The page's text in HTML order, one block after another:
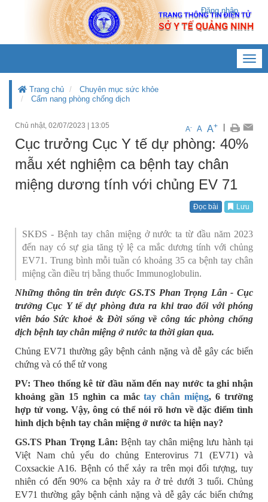
Đăng nhập
Trang chủ
Chuyên mục sức khỏe
Cẩm nang phòng chống dịch
Chủ nhật, 02/07/2023 13:05 A- A A+
Cục trưởng Cục Y tế dự phòng: 40%
mẫu xét nghiệm ca bệnh tay chân
miệng dương tính với chủng EV 71
Đọc bài Lưu
SKĐS - Bệnh tay chân miệng ở nước ta từ đầu năm 2023
đến nay có sự gia tăng tỷ lệ ca mắc dương tính với chủng
EV71. Trung bình mỗi tuần có khoảng 35 ca bệnh tay chân
miệng cần điều trị bằng thuốc Immunoglobulin.
Những thông tin trên được GS.TS Phan Trọng Lân - Cục
trưởng Cục Y tế dự phòng đưa ra khi trao đổi với phóng
viên báo Sức khoẻ & Đời sống về công tác phòng chống
dịch bệnh tay chân miệng ở nước ta thời gian qua.
Chủng EV71 thường gây bệnh cảnh nặng và dễ gây các biến
chứng và có thể tử vong
PV: Theo thống kê từ đầu năm đến nay nước ta ghi nhận
khoảng gần 15 nghìn ca mắctay chân miệng, 6 trường
hợp tử vong. Vậy, ông có thể nói rõ hơn về đặc điểm tình
hình dịch bệnh tay chân miệng ở nước ta hiện nay?
GS.TS Phan Trọng Lân: Bệnh tay chân miệng lưu hành tại
Việt Nam chủ yếu do chủng Enterovirus 71 (EV71) và
Coxsackie A16. Bệnh có thể xảy ra trên mọi đối tượng, tuy
nhiên có đến 90% ca bệnh xảy ra ở trẻ dưới 3 tuổi. Chủng
EV71 thường gây bệnh cảnh nặng và dễ gây các biến chứng